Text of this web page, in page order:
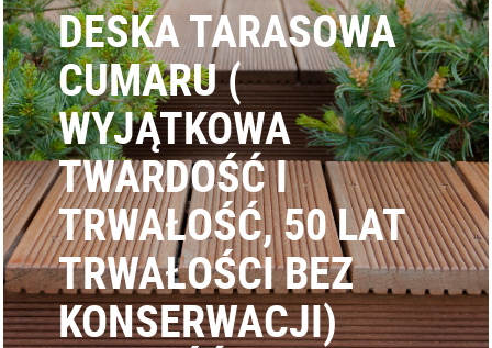
DESKA TARASOWA
CUMARU (
WYJĄTKOWA
TWARDOŚĆ I
TRWAŁOŚĆ, 50 LAT
TRWAŁOŚCI BEZ
KONSERWACJI)